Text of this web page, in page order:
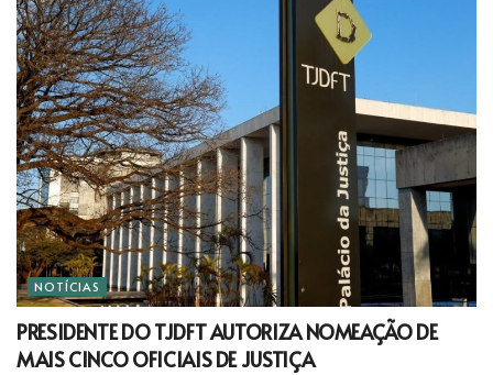
NOTÍCIAS
PRESIDENTE DO TJDFT AUTORIZA NOMEAÇÃO DE
MAIS CINCO OFICIAIS DE JUSTIÇA